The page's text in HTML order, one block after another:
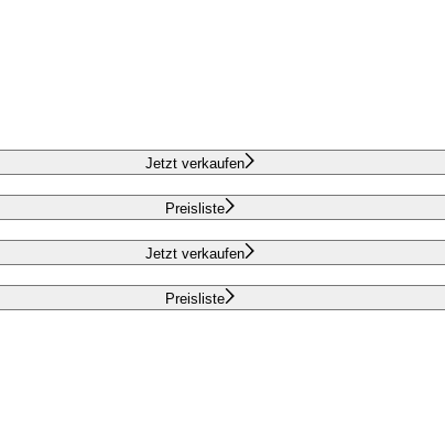
Jetzt verkaufen
Preisliste
Jetzt verkaufen
Preisliste